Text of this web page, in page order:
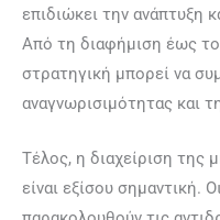
επιδιώκει την ανάπτυξη
Από τη διαφήμιση έως
στρατηγική μπορεί να
αναγνωρισιμότητας και
Τέλος, η διαχείριση της
είναι εξίσου σημαντική.